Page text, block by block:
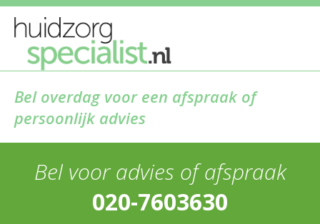
Bel overdag voor een afspraak of
persoonlijk advies
Bel voor advies of afspraak
020-7603630